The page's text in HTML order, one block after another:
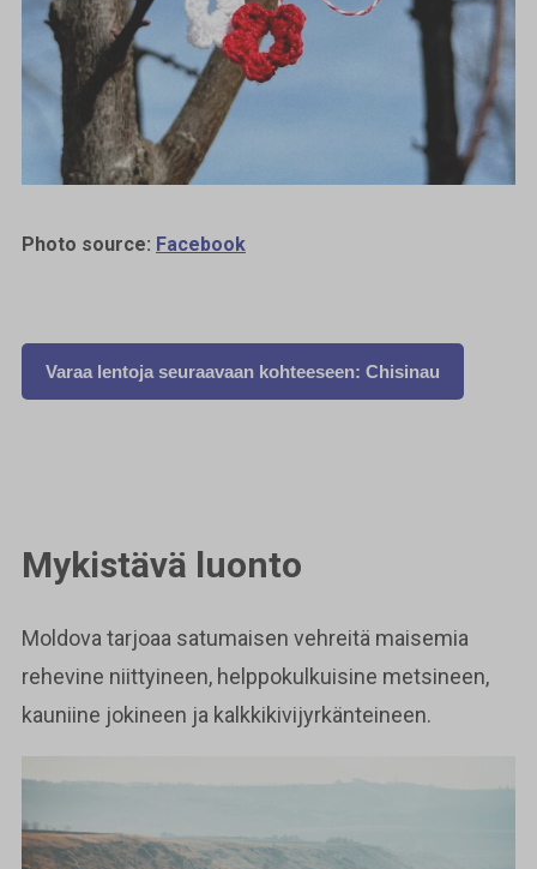
Photo source: Facebook
Varaa lentoja seuraavaan kohteeseen: Chisinau
Mykistävä luonto
Moldova tarjoaa satumaisen vehreitä maisemia
rehevine niittyineen, helppokulkuisine metsineen,
kauniine jokineen ja kalkkikivijyrkänteineen.